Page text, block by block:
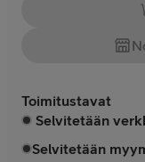
Toimitustavat
Selvitetään
Selvitetään